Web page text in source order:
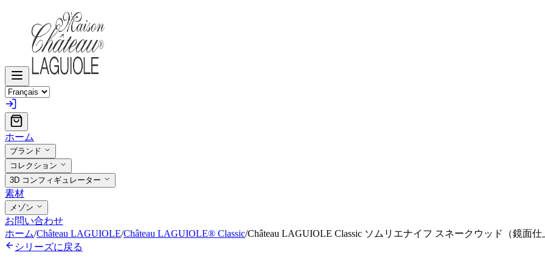
ホーム
ブランド
コレクション
3D コンフィギュレーター
素材
メゾン
お問い合わせ
ホーム/Château LAGUIOLE/Château LAGUIOLE® Classic/Château LAGUIOLE Classic ソムリエナイフ スネークウッド（鏡面仕
シリーズに戻る